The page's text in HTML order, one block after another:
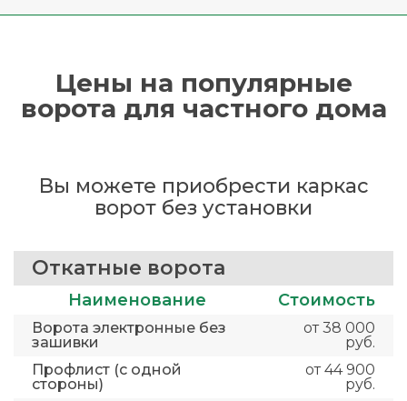
Цены на популярные
ворота для частного дома
Вы можете приобрести каркас
ворот без установки
Откатные ворота
Наименование Стоимость
Ворота электронные без
зашивки
от 38 000
руб.
Профлист (с одной
стороны)
от 44 900
руб.